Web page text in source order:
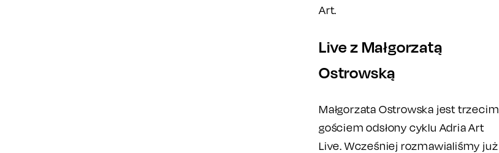
Art.
Live z Małgorzatą
Ostrowską
Małgorzata Ostrowska jest trzecim
gościem odsłony cyklu Adria Art
Live. Wcześniej rozmawialiśmy już